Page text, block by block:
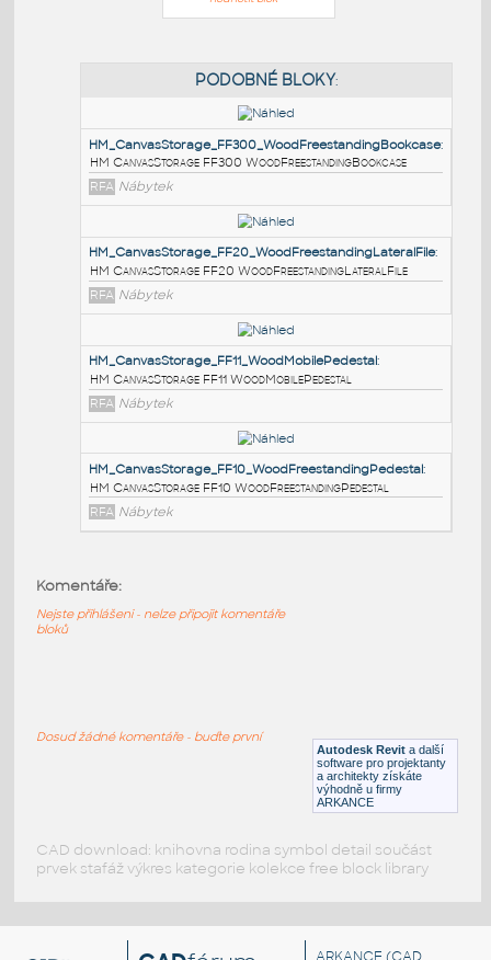
PODOBNÉ BLOKY:
HM CanvasStorage FF300 WoodFreestandingBookcase
RFA Nábytek
HM CanvasStorage FF20 WoodFreestandingLateralFile
RFA
Nábytek
HM CanvasStorage FF11 WoodMobilePedestal
HM CanvasStorage FF10 WoodFreestandingPedestal
Autodesk Revit a další
software pro projektanty
a architekty získáte
výhodně u firmy
ARKANCE
Komentáře:
Nejste přihlášeni - nelze připojit komentáře
bloků
Dosud žádné komentáře - buďte první
CAD download: knihovna rodina symbol detail součást
prvek stafáž výkres kategorie kolekce free block library